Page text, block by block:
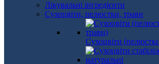
Лікувальні інгредієнти
Сухоцвіти, пелюстки, трави
Сухоцвіти